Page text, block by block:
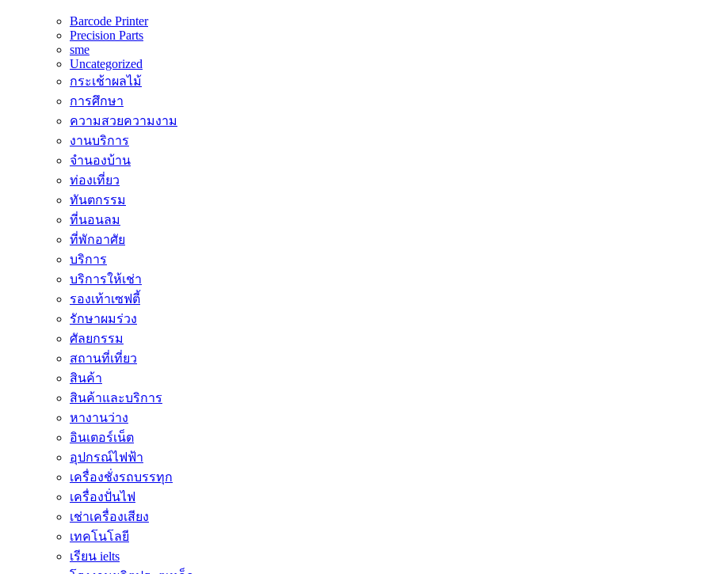
Barcode Printer
Precision Parts
sme
Uncategorized
กระเช้าผลไม้
การศึกษา
ความสวยความงาม
งานบริการ
จำนองบ้าน
ท่องเที่ยว
ทันตกรรม
ที่นอนลม
ที่พักอาศัย
บริการ
บริการให้เช่า
รองเท้าเซฟตี้
รักษาผมร่วง
ศัลยกรรม
สถานที่เที่ยว
สินค้า
สินค้าและบริการ
หางานว่าง
อินเตอร์เน็ต
อุปกรณ์ไฟฟ้า
เครื่องชั่งรถบรรทุก
เครื่องปั่นไฟ
เช่าเครื่องเสียง
เทคโนโลยี
เรียน ielts